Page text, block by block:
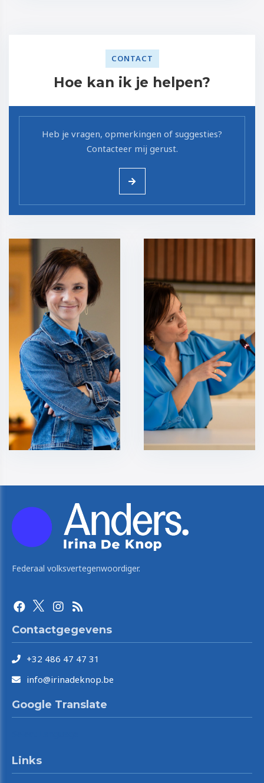
CONTACT
Hoe kan ik je helpen?
Heb je vragen, opmerkingen of suggesties?
Contacteer mij gerust.
Federaal volksvertegenwoordiger.
Contactgegevens
+32 486 47 47 31
info@irinadeknop.be
Google Translate
Links